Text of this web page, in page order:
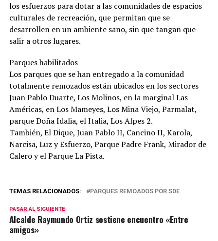
los esfuerzos para dotar a las comunidades de espacios
culturales de recreación, que permitan que se
desarrollen en un ambiente sano, sin que tangan que
salir a otros lugares.
Parques habilitados
Los parques que se han entregado a la comunidad
totalmente remozados están ubicados en los sectores
Juan Pablo Duarte, Los Molinos, en la marginal Las
Américas, en Los Mameyes, Los Mina Viejo, Parmalat,
parque Doña Idalia, el Italia, Los Alpes 2.
También, El Dique, Juan Pablo II, Cancino II, Karola,
Narcisa, Luz y Esfuerzo, Parque Padre Frank, Mirador de
Calero y el Parque La Pista.
TEMAS RELACIONADOS: PARQUES REMOADOS POR SDE
PASAR AL SIGUIENTE
Alcalde Raymundo Ortiz sostiene encuentro «Entre
amigos»